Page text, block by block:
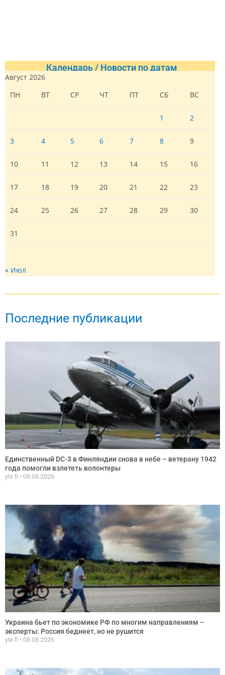
Календарь / Новости по датам
Август 2026
ПН
ВТ СР ЧТ ПТ СБ ВС
1 2
3 4 5 6 7 8 9
10 11 12 13 14 15 16
17 18 19 20 21 22 23
24 25 26 27 28 29 30
31
« Июл
Последние публикации
Единственный DC-3 в Финляндии снова в небе – ветерану 1942
года помогли взлететь волонтеры
yle.fi 08.08.2026
Украина бьет по экономике РФ по многим направлениям –
эксперты: Россия беднеет, но не рушится
yle.fi 08.08.2026